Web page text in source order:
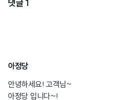
댓글 1
아정당
안녕하세요! 고객님~
아정당 입니다~!